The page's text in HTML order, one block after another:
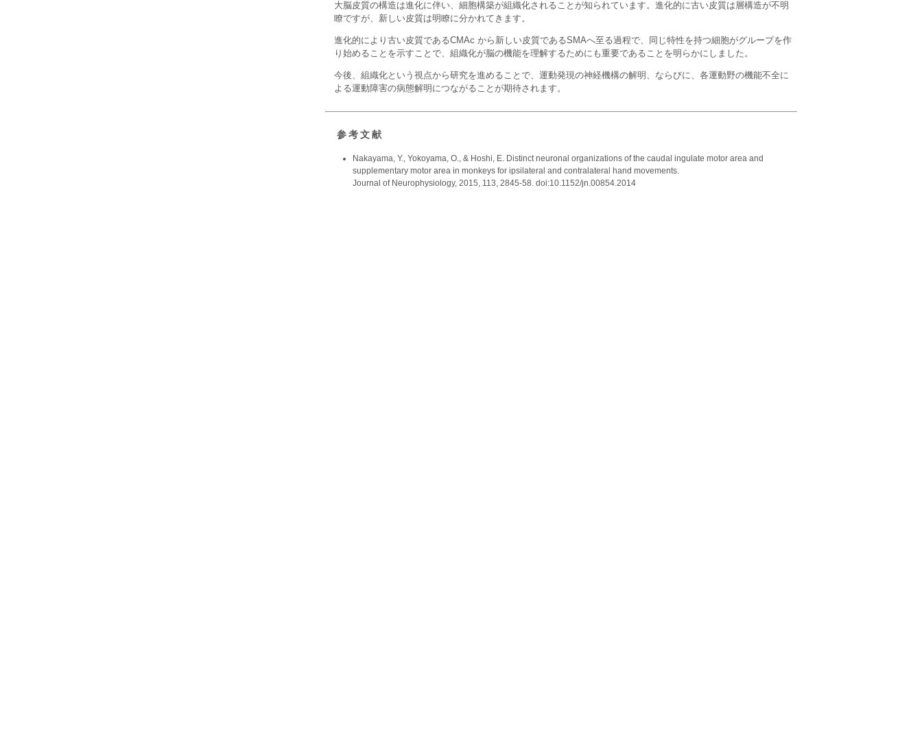
大脳皮質の構造は進化に伴い、細胞構築が組織化されることが知られています。進化的に古い皮質は層構造が不明
瞭ですが、新しい皮質は明瞭に分かれてきます。
進化的により古い皮質であるCMAc から新しい皮質であるSMAへ至る過程で、同じ特性を持つ細胞がグループを作
り始めることを示すことで、組織化が脳の機能を理解するためにも重要であることを明らかにしました。
今後、組織化という視点から研究を進めることで、運動発現の神経機構の解明、ならびに、各運動野の機能不全に
よる運動障害の病態解明につながることが期待されます。
参考文献
Nakayama, Y., Yokoyama, O., & Hoshi, E. Distinct neuronal organizations of the caudal ingulate motor area and
supplementary motor area in monkeys for ipsilateral and contralateral hand movements.
Journal of Neurophysiology, 2015, 113, 2845-58. doi:10.1152/jn.00854.2014